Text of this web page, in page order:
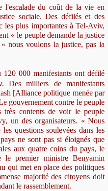
l'escalade du coût de la vie en
sociale. Des défilés et des
les plus importantes à Tel-Aviv,
« le peuple demande la justice
nous voulons la justice, pas la
000 manifestants ont défilé
Des milliers de manifestants
[Alliance politique menée par
gouvernement contre le peuple
très contents de voir le peuple
un des organisateurs. « Nous
questions soulevées dans les
ne sont pas si éloignés que
aux quatre coins du pays, le
premier ministre Benyamin
qui met en place des politiques
majorité des citoyens doit
le rassemblement.